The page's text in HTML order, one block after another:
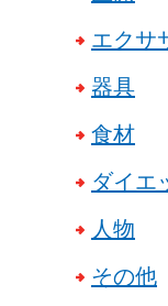
エクサ
器具
食材
ダイエ
人物
その他